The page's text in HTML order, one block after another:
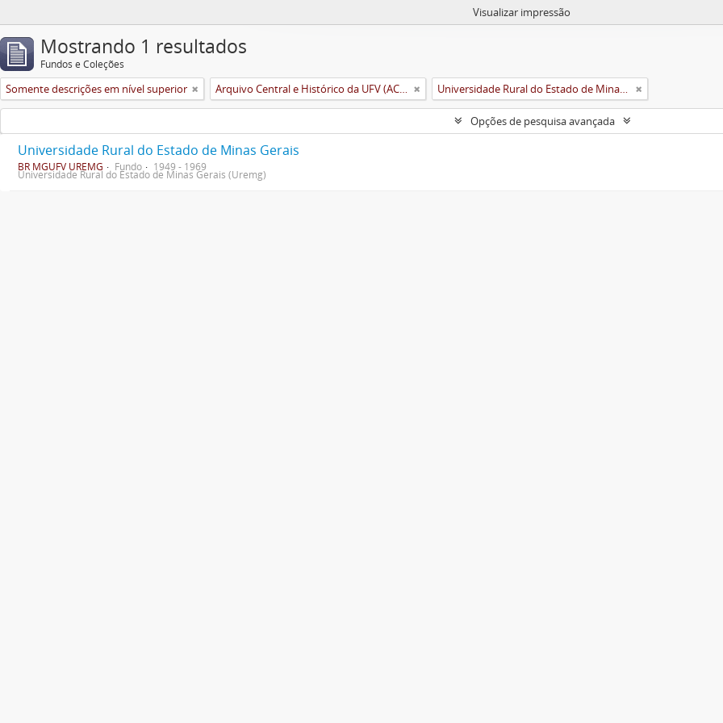
Visualizar impressão
Mostrando 1 resultados
Fundos e Coleções
Somente descrições em nível superior Arquivo Central e Histórico da UFV (ACH-UFV) Universidade Rural do Estado de Minas Gerais (Uremg)
Opções de pesquisa avançada
Universidade Rural do Estado de Minas Gerais
BR MGUFV UREMG Fundo 1949 - 1969
Universidade Rural do Estado de Minas Gerais (Uremg)